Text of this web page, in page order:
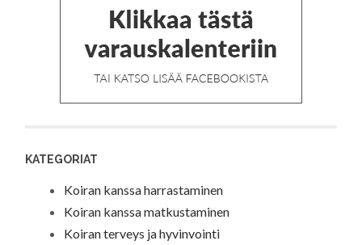
KATEGORIAT
Koiran kanssa harrastaminen
Koiran kanssa matkustaminen
Koiran terveys ja hyvinvointi